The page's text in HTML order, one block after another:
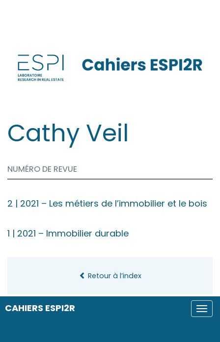
contenu
CAHIERS ESPI2R
Cathy Veil
NUMÉRO DE REVUE
2 | 2021 – Les métiers de l’immobilier et le bois
1 | 2021 – Immobilier durable
Retour à l’index